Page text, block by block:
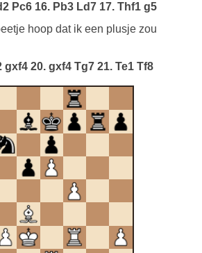
Pc6 16. Pb3 Ld7 17. Thf1 g5
hoop dat ik een plusje zou
gxf4 20. gxf4 Tg7 21. Te1 Tf8